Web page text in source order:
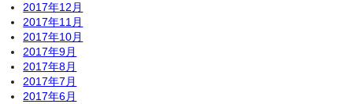
2017年12月
2017年11月
2017年10月
2017年9月
2017年8月
2017年7月
2017年6月